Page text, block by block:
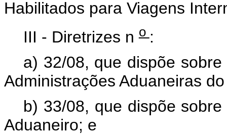
Habilitados para Viagens
III - Diretrizes no :
a) 32/08, que dispõe
Administrações Aduaneiras
b) 33/08, que dispõe
Aduaneiro; e